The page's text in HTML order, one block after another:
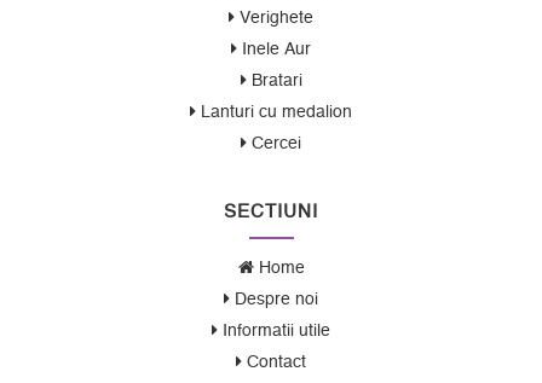
Verighete
Inele Aur
Bratari
Lanturi cu medalion
Cercei
SECTIUNI
Home
Despre noi
Informatii utile
Contact